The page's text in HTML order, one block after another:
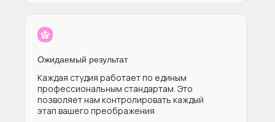
Ожидаемый результат
Каждая студия работает по единым
профессиональным стандартам. Это
позволяет нам контролировать каждый
этап вашего преображения